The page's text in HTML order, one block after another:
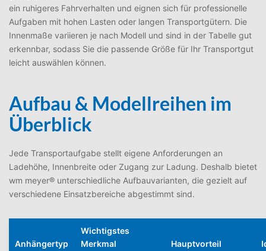
ein ruhigeres Fahrverhalten und eignen sich für professionelle
Aufgaben mit hohen Lasten oder langen Transportgütern. Die
Innenmaße variieren je nach Modell und sind in der Tabelle gut
erkennbar, sodass Sie die passende Größe für Ihr Transportgut
leicht auswählen können.
Aufbau & Modellreihen im
Überblick
Jede Transportaufgabe stellt eigene Anforderungen an
Ladehöhe, Innenbreite oder Zugang zur Ladung. Deshalb bietet
wm meyer® unterschiedliche Aufbauvarianten, die gezielt auf
verschiedene Einsatzbereiche abgestimmt sind.
Anhängertyp
Wichtigstes
Merkmal
Hauptvorteil